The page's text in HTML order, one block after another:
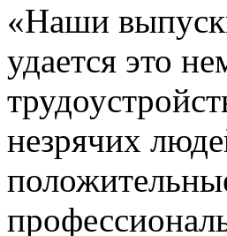
«Наши
удается это
незрячих